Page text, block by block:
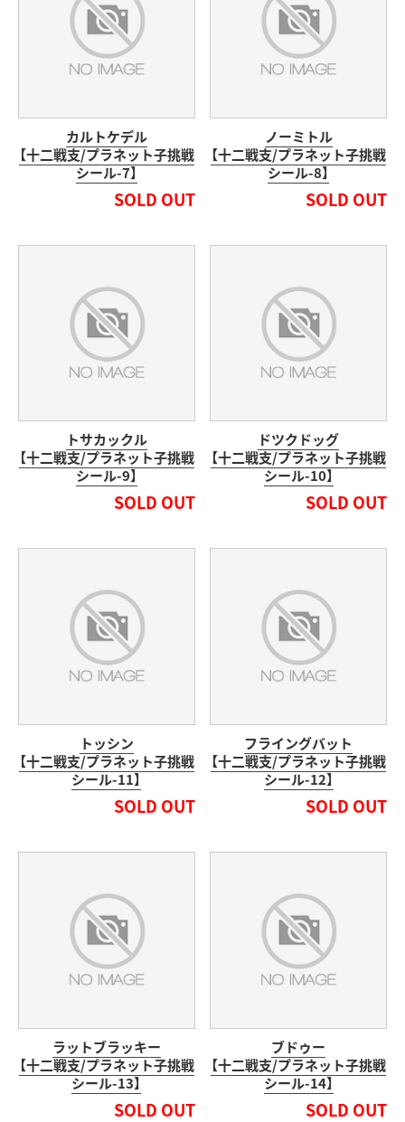
カルトケデル
【十二戦支/プラネット子挑戦
シール-7】
SOLD OUT
ノーミトル
【十二戦支/プラネット子挑戦
シール-8】
SOLD OUT
トサカックル
【十二戦支/プラネット子挑戦
シール-9】
SOLD OUT
ドツクドッグ
【十二戦支/プラネット子挑戦
シール-10】
SOLD OUT
トッシン
【十二戦支/プラネット子挑戦
シール-11】
SOLD OUT
フライングバット
【十二戦支/プラネット子挑戦
シール-12】
SOLD OUT
ラットブラッキー
【十二戦支/プラネット子挑戦
シール-13】
SOLD OUT
ブドゥー
【十二戦支/プラネット子挑戦
シール-14】
SOLD OUT